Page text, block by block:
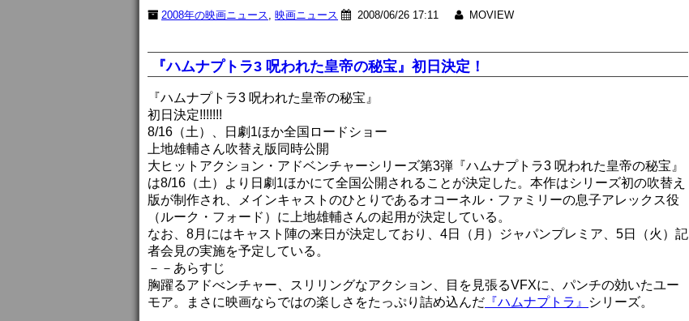
2008年の映画ニュース 映画ニュース 2008/06/26 17:11 MOVIEW
『ハムナプトラ3 呪われた皇帝の秘宝』初日決定！
『ハムナプトラ3 呪われた皇帝の秘宝』
初日決定!!!!!!!
8/16（土）、日劇1ほか全国ロードショー
上地雄輔さん吹替え版同時公開
大ヒットアクション・アドベンチャーシリーズ第3弾『ハムナプトラ3 呪われた皇帝の秘宝』
は8/16（土）より日劇1ほかにて全国公開されることが決定した。本作はシリーズ初の吹替え
版が制作され、メインキャストのひとりであるオコーネル・ファミリーの息子アレックス役
（ルーク・フォード）に上地雄輔さんの起用が決定している。
なお、8月にはキャスト陣の来日が決定しており、4日（月）ジャパンプレミア、5日（火）記
者会見の実施を予定している。
－－あらすじ
胸躍るアドべンチャー、スリリングなアクション、目を見張るVFXに、パンチの効いたユー
モア。まさに映画ならではの楽しさをたっぷり詰め込んだ 『ハムナプトラ』 シリーズ。